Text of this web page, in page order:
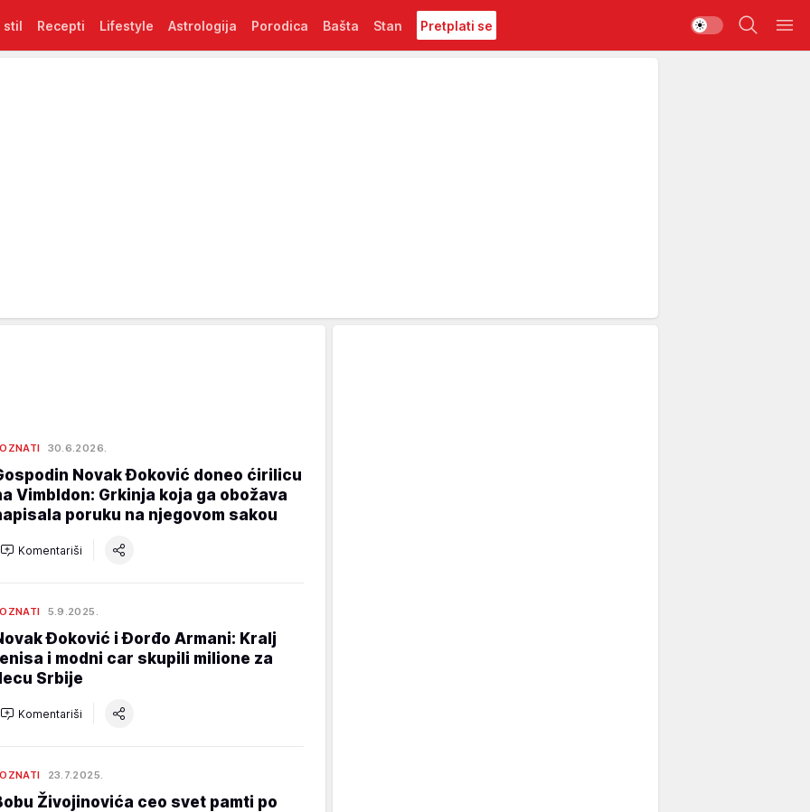
stil Recepti Lifestyle Astrologija Porodica Bašta Stan Pretplati se
30.6.2026.
Novak Đoković doneo ćirilicu
Vimbldon: Grkinja koja ga obožava
poruku na njegovom sakou
Komentariši
5.9.2025.
Đoković i Đorđo Armani: Kralj
i modni car skupili milione za
Srbije
Komentariši
23.7.2025.
Živojinovića ceo svet pamti po